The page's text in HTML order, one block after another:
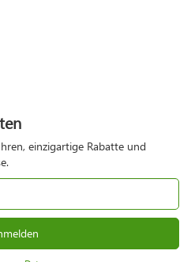
einzigartige Rabatte und